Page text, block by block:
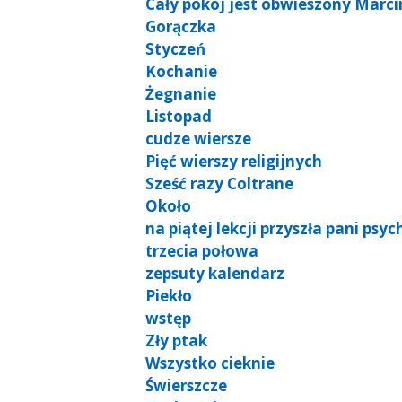
Cały pokój jest obwieszony
Gorączka
Styczeń
Kochanie
Żegnanie
Listopad
cudze wiersze
Pięć wierszy religijnych
Sześć razy Coltrane
Około
na piątej lekcji przyszła pani
trzecia połowa
zepsuty kalendarz
Piekło
wstęp
Zły ptak
Wszystko cieknie
Świerszcze